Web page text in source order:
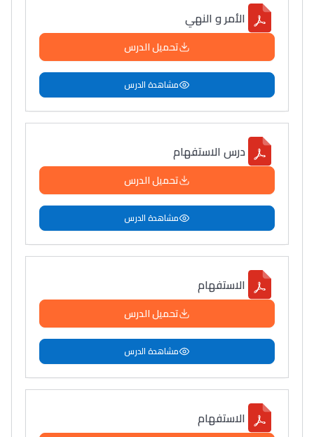
الأمر و النهي
تحميل الدرس
مشاهدة الدرس
درس الاستفهام
تحميل الدرس
مشاهدة الدرس
الاستفهام
تحميل الدرس
مشاهدة الدرس
الاستفهام